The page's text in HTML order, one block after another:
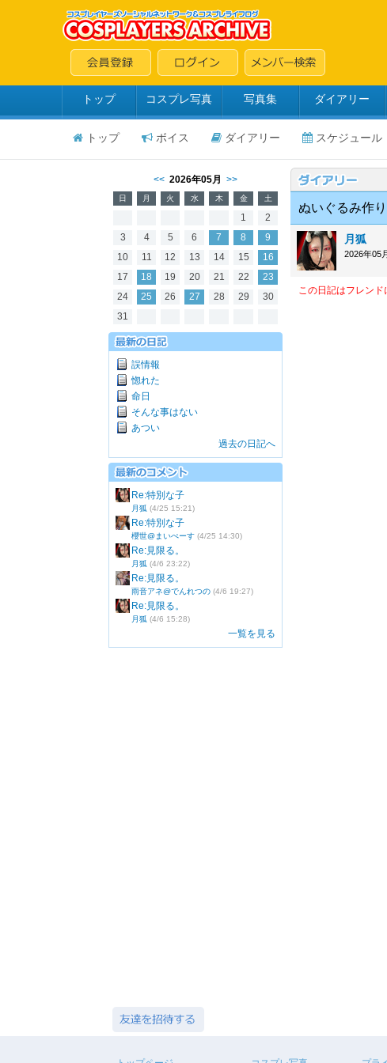
トップ コスプレ写真 写真集 ダイアリー
トップ ボイス ダイアリー スケジュール
<< 2026年05月 >>
日 月 火 水 木 金 土
1
2
3
4 5 6 7 8
9
10
11 12 13 14 15
16
17
18 19 20 21 22
23
24
25 26 27 28 29
30
31
誤情報
惚れた
命日
そんな事はない
あつい
過去の日記へ
Re:特別な子
月狐 (4/25 15:21)
Re:特別な子
櫻世@まいぺーす (4/25 14:30)
Re:見限る。
月狐 (4/6 23:22)
Re:見限る。
雨音アネ@でんれつの (4/6 19:27)
Re:見限る。
月狐 (4/6 15:28)
一覧を見る
ぬいぐるみ作り
月狐
2026年05
この日記はフレンド